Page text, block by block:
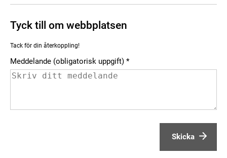
Tyck till om webbplatsen
Tack för din återkoppling!
Meddelande (obligatorisk uppgift)
Skicka